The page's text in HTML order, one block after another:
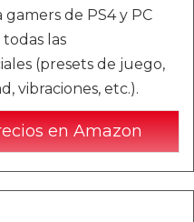
de PS4 y PC
las
(presets de juego,
vibraciones, etc.).
en Amazon